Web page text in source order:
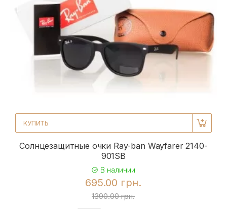
КУПИТЬ
Солнцезащитные очки Ray-ban Wayfarer 2140-
901SB
В наличии
695.00 грн.
1390.00 грн.